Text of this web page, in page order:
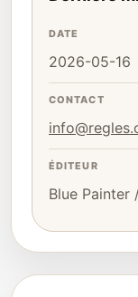
DATE
2026-05-16
CONTACT
ÉDITEUR
Blue Painter